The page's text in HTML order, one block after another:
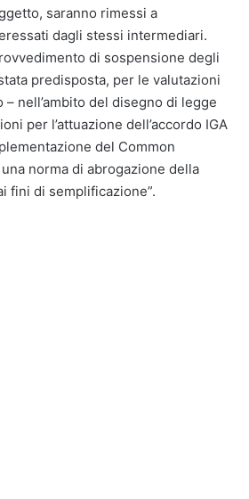
saranno rimessi a
dagli stessi intermediari.
di sospensione degli
predisposta, per le valutazioni
nell’ambito del disegno di legge
per l’attuazione dell’accordo IGA
del Common
norma di abrogazione della
fini di semplificazione”.